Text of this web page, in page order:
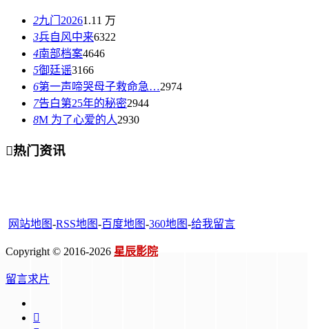
2九门20261.11 万
3兵自风中来6322
4南部档案4646
5御廷谣3166
6第一声啼哭母子救命急…2974
7告白第25年的秘密2944
8M 为了心爱的人2930
热门资讯
网站地图-RSS地图-百度地图-360地图-给我留言
Copyright © 2016-2026 星辰影院
留言求片
